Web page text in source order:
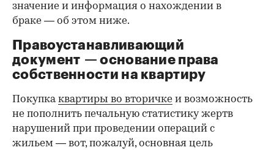
00:00 / 00:00
значение и информация о нахождении в
браке — об этом ниже.
Правоустанавливающий
документ — основание права
собственности на квартиру
Покупкаквартиры во вторичке и возможность
не пополнить печальную статистику жертв
нарушений при проведении операций с
жильем — вот, пожалуй, основная цель